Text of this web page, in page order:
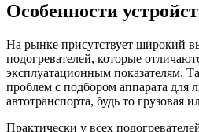
Особенности
На рынке присутствует широкий
подогревателей, которые
эксплуатационным показателям.
проблем с подбором аппарата для
автотранспорта, будь то грузовая
Практически у всех